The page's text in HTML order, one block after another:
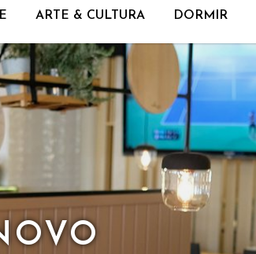
ARTE & CULTURA DORMIR